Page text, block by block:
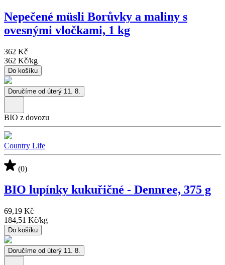
Nepečené müsli Borůvky a maliny s
ovesnými vločkami, 1 kg
362 Kč
362 Kč/kg
Do košíku
Doručíme od úterý 11. 8.
BIO z dovozu
Country Life
(0)
BIO lupínky kukuřičné - Dennree, 375 g
69,19 Kč
184,51 Kč/kg
Do košíku
Doručíme od úterý 11. 8.